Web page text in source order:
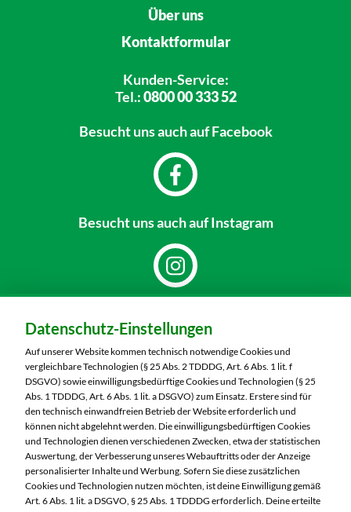
Über uns
Kontaktformular
Kunden-Service:
Tel.:0800 00 333 52
Besucht unsauch auf Facebook
Besucht unsauch auf Instagram
MARKTKAUF Bautzen
Niederkainaer Straße 14
02625 Bautzen
Telefon:03591 6280
Markt ändern
Öffnungszeiten diese Woche:
Mo:
07:00 – 20:00 Uhr
Datenschutz-Einstellungen
Auf unserer Website kommen technisch notwendige Cookies und
vergleichbare Technologien (§ 25 Abs. 2 TDDDG, Art. 6 Abs. 1 lit. f
DSGVO) sowie einwilligungsbedürftige Cookies und Technologien (§ 25
Abs. 1 TDDDG, Art. 6 Abs. 1 lit. a DSGVO) zum Einsatz. Erstere sind für
den technisch einwandfreien Betrieb der Website erforderlich und
können nicht abgelehnt werden. Die einwilligungsbedürftigen Cookies
und Technologien dienen verschiedenen Zwecken, etwa der statistischen
Auswertung, der Verbesserung unseres Webauftritts oder der Anzeige
personalisierter Inhalte und Werbung. Sofern Sie diese zusätzlichen
Cookies und Technologien nutzen möchten, ist deine Einwilligung gemäß
Art. 6 Abs. 1 lit. a DSGVO, § 25 Abs. 1 TDDDG erforderlich. Deine erteilte